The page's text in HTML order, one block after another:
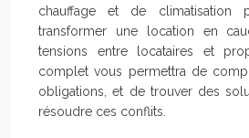
chauffage et de climatisation
transformer une location en
tensions entre locataires et
complet vous permettra de
obligations, et de trouver des
résoudre ces conflits.